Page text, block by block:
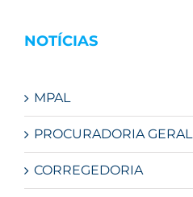
NOTÍCIAS
MPAL
PROCURADORIA GERAL
CORREGEDORIA